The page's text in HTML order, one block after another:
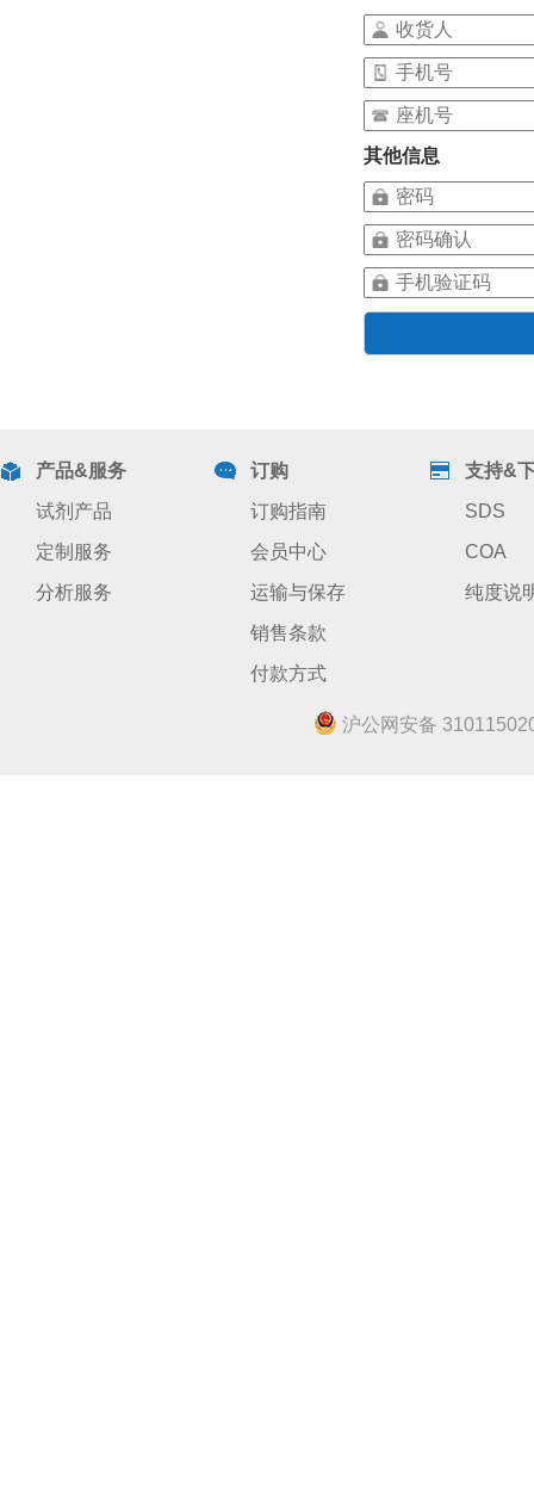
其他信息
产品&服务
试剂产品
定制服务
分析服务
订购
订购指南
会员中心
运输与保存
销售条款
付款方式
支持&
SDS
COA
纯度说
沪公网安备